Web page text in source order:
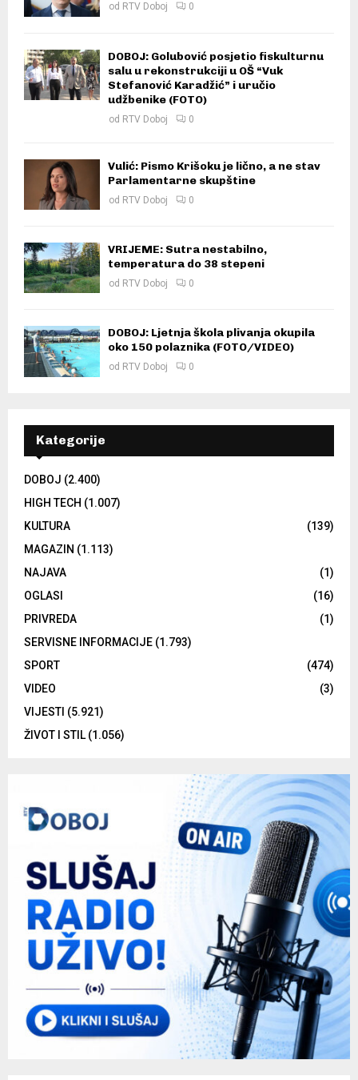
od RTV Doboj 0
DOBOJ: Golubović posjetio fiskulturnu
salu u rekonstrukciji u OŠ “Vuk
Stefanović Karadžić” i uručio
udžbenike (FOTO)
od RTV Doboj 0
Vulić: Pismo Krišoku je lično, a ne stav
Parlamentarne skupštine
od RTV Doboj 0
VRIJEME: Sutra nestabilno,
temperatura do 38 stepeni
od RTV Doboj 0
DOBOJ: Ljetnja škola plivanja okupila
oko 150 polaznika (FOTO/VIDEO)
od RTV Doboj 0
Kategorije
DOBOJ (2.400)
HIGH TECH (1.007)
KULTURA
(139)
MAGAZIN (1.113)
NAJAVA
(1)
OGLASI
(16)
PRIVREDA
(1)
SERVISNE INFORMACIJE (1.793)
SPORT
(474)
VIDEO
(3)
VIJESTI (5.921)
ŽIVOT I STIL (1.056)